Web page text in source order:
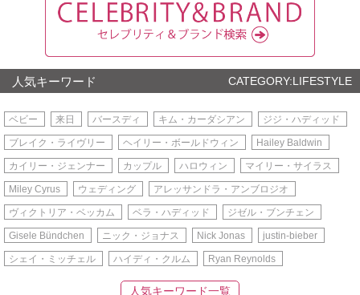
人気キーワード CATEGORY:LIFESTYLE
ベビー 来日 バースディ キム・カーダシアン ジジ・ハディッド
ブレイク・ライヴリー ヘイリー・ボールドウィン Hailey Baldwin
カイリー・ジェンナー カップル ハロウィン マイリー・サイラス
Miley Cyrus ウェディング アレッサンドラ・アンブロジオ
ヴィクトリア・ベッカム ベラ・ハディッド ジゼル・ブンチェン
Gisele Bündchen ニック・ジョナス Nick Jonas justin-bieber
シェイ・ミッチェル ハイディ・クルム Ryan Reynolds
人気キーワード一覧